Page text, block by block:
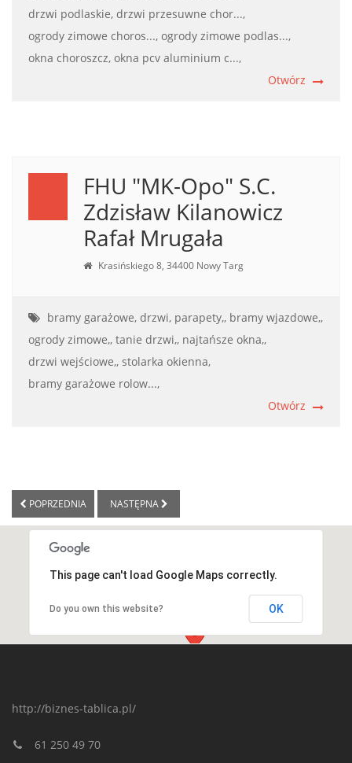
drzwi podlaskie, drzwi przesuwne chor...,
ogrody zimowe choros..., ogrody zimowe podlas...,
okna choroszcz, okna pcv aluminium c...,
Otwórz
FHU "MK-Opo" S.C.
Zdzisław Kilanowicz
Rafał Mrugała
Krasińskiego 8, 34400 Nowy Targ
bramy garażowe, drzwi, parapety,, bramy wjazdowe,,
ogrody zimowe,, tanie drzwi,, najtańsze okna,,
drzwi wejściowe,, stolarka okienna,
bramy garażowe rolow...,
Otwórz
POPRZEDNIA NASTĘPNA
This page can't load Google Maps correctly.
Do you own this website? OK
http://biznes-tablica.pl/
61 250 49 70